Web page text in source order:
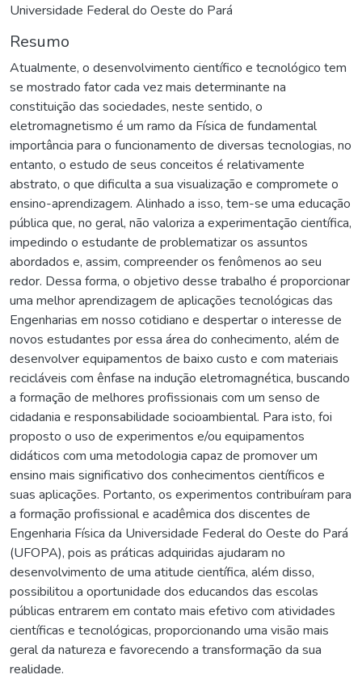
Universidade Federal do Oeste do Pará
Resumo
Atualmente, o desenvolvimento científico e tecnológico tem
se mostrado fator cada vez mais determinante na
constituição das sociedades, neste sentido, o
eletromagnetismo é um ramo da Física de fundamental
importância para o funcionamento de diversas tecnologias, no
entanto, o estudo de seus conceitos é relativamente
abstrato, o que dificulta a sua visualização e compromete o
ensino-aprendizagem. Alinhado a isso, tem-se uma educação
pública que, no geral, não valoriza a experimentação científica,
impedindo o estudante de problematizar os assuntos
abordados e, assim, compreender os fenômenos ao seu
redor. Dessa forma, o objetivo desse trabalho é proporcionar
uma melhor aprendizagem de aplicações tecnológicas das
Engenharias em nosso cotidiano e despertar o interesse de
novos estudantes por essa área do conhecimento, além de
desenvolver equipamentos de baixo custo e com materiais
recicláveis com ênfase na indução eletromagnética, buscando
a formação de melhores profissionais com um senso de
cidadania e responsabilidade socioambiental. Para isto, foi
proposto o uso de experimentos e/ou equipamentos
didáticos com uma metodologia capaz de promover um
ensino mais significativo dos conhecimentos científicos e
suas aplicações. Portanto, os experimentos contribuíram para
a formação profissional e acadêmica dos discentes de
Engenharia Física da Universidade Federal do Oeste do Pará
(UFOPA), pois as práticas adquiridas ajudaram no
desenvolvimento de uma atitude científica, além disso,
possibilitou a oportunidade dos educandos das escolas
públicas entrarem em contato mais efetivo com atividades
científicas e tecnológicas, proporcionando uma visão mais
geral da natureza e favorecendo a transformação da sua
realidade.